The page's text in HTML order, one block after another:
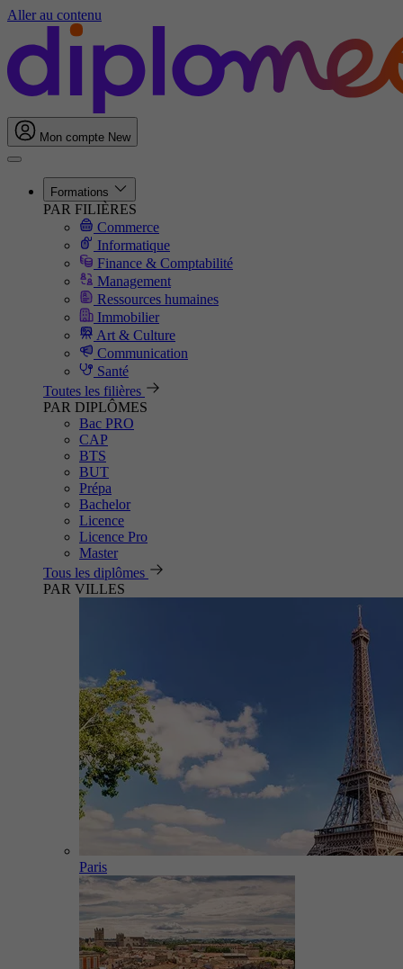
Aller au contenu
Mon compte New
Formations
PAR FILIÈRES
Commerce
Informatique
Finance & Comptabilité
Management
Ressources humaines
Immobilier
Art & Culture
Communication
Santé
Toutes les filières
PAR DIPLÔMES
Bac PRO
CAP
BTS
BUT
Prépa
Bachelor
Licence
Licence Pro
Master
Tous les diplômes
PAR VILLES
Paris